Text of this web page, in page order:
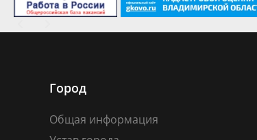
Город
Общая информация